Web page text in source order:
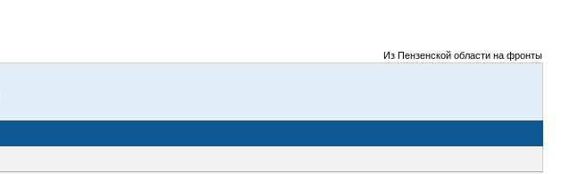
Из Пензенской области на фронты